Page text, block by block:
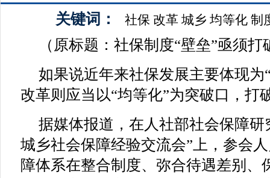
关键词： 社保 改革 城乡 均等化 制
（原标题：社保制度“壁垒”亟须打
如果说近年来社保发展主要体现为
改革则应当以“均等化”为突破口，打
据媒体报道，在人社部社会保障研
城乡社会保障经验交流会”上，参会
障体系在整合制度、弥合待遇差别、